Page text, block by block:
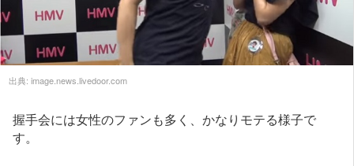
出典: image.news.livedoor.com
握手会には女性のファンも多く、かなりモテる様子で
す。